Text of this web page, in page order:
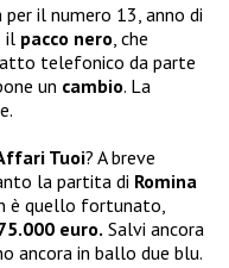
il numero 13, anno di
il pacco nero , che
telefonico da parte
un cambio. La
Tuoi? A breve
la partita di Romina
è quello fortunato,
euro. Salvi ancora
ancora in ballo due blu.